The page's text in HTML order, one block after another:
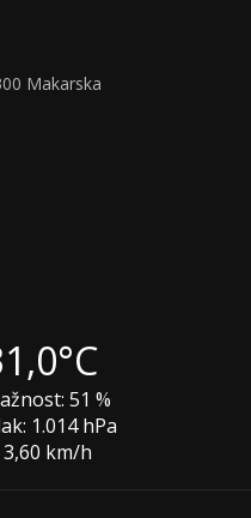
Makarska
51 %
1.014 hPa
km/h